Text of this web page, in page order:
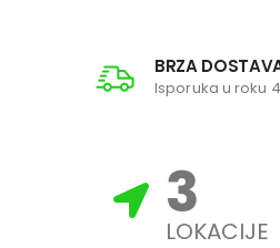
BRZA
Isporuka u roku
3
LOKACIJE